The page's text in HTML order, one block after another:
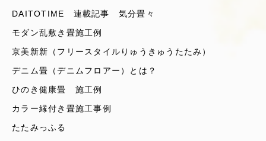
DAITOTIME 連載記事 気分畳々
モダン乱敷き畳施工例
京美新新（フリースタイルりゅうきゅうたたみ）
デニム畳（デニムフロアー）とは？
ひのき健康畳 施工例
カラー縁付き畳施工事例
たたみっふる